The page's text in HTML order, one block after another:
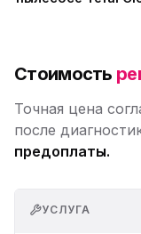
Стоимость
Точная цена
после
предоплаты.
УСЛУГА